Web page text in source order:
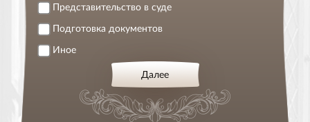
Представительство в суде
Подготовка документов
Иное
Далее